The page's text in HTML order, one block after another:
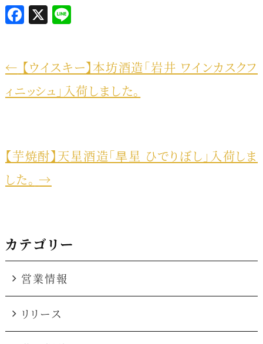
F
a
e
b
k
X L
e
← 【ウイスキー】本坊酒造「岩井 ワインカスクフ
ィニッシュ」入荷しました。
【芋焼酎】天星酒造「旱星 ひでりぼし」入荷しま
した。 →
カテゴリー
営業情報
リリース